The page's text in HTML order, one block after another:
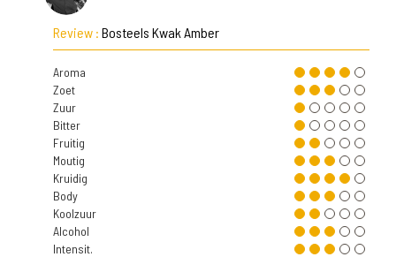
Review : Bosteels Kwak Amber
Aroma
Zoet
Zuur
Bitter
Fruitig
Moutig
Kruidig
Body
Koolzuur
Alcohol
Intensit.